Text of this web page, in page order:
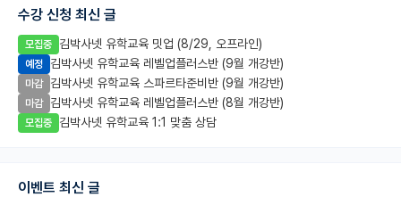
수강 신청 최신 글
모집중 김박사넷 유학교육 밋업 (8/29, 오프라인)
예정 김박사넷 유학교육 레벨업플러스반 (9월 개강반)
마감 김박사넷 유학교육 스파르타준비반 (9월 개강반)
마감 김박사넷 유학교육 레벨업플러스반 (8월 개강반)
모집중 김박사넷 유학교육 1:1 맞춤 상담
이벤트 최신 글